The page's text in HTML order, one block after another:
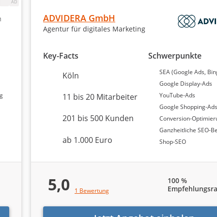
liegt bei 89 Prozent, was ebenfalls ein
SEO Agentur Köln belegt den dritten Platz mit einer
bei den ersten beiden Agenturen. Diese Informationen
Google Ads-Agentur!
Formular in weniger als 5 Minuten aus:
Unterstützung?
ADVIDERA GmbH
Agentur für digitales Marketing
Key-Facts
Köln
11 bis 20 Mitarbeiter
201 bis 500 Kunden
ab 1.000 Euro
Schwerpunkte
SEA (Google Ads,
Google Display-Ads
YouTube-Ads
Google Shopping-Ads
Conversion-
Ganzheitliche SEO-
Shop-SEO
5,0 1 Bewertung
100 %